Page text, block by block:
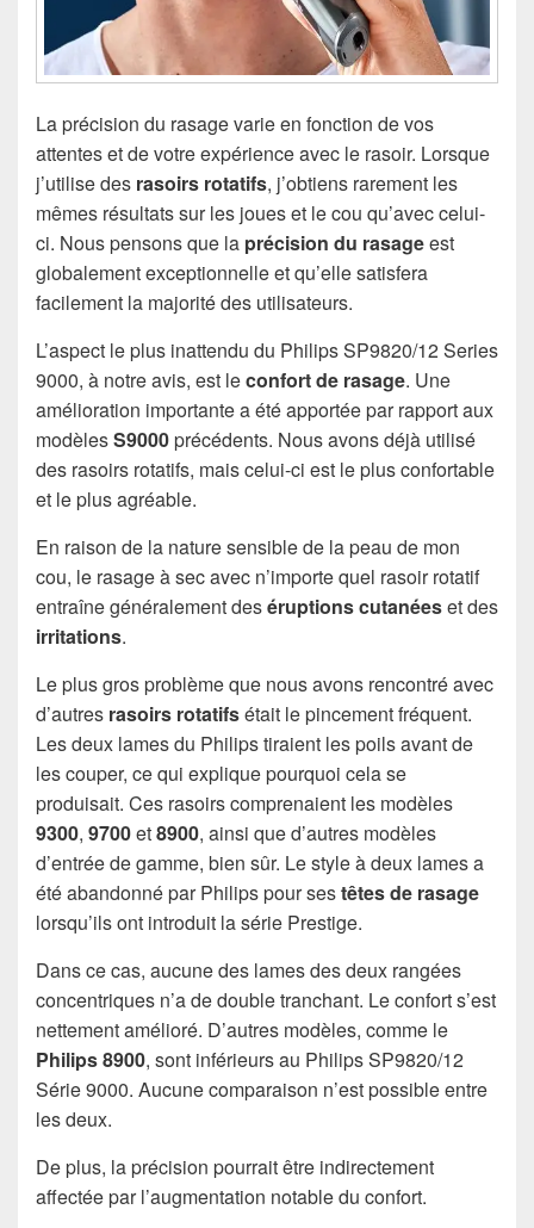
La précision du rasage varie en fonction de vos
attentes et de votre expérience avec le rasoir. Lorsque
j’utilise des rasoirs rotatifs, j’obtiens rarement les
mêmes résultats sur les joues et le cou qu’avec celui-
ci. Nous pensons que la précision du rasageest
globalement exceptionnelle et qu’elle satisfera
facilement la majorité des utilisateurs.
L’aspect le plus inattendu du Philips SP9820/12 Series
9000, à notre avis, est leconfort de rasage. Une
amélioration importante a été apportée par rapport aux
modèlesS9000précédents. Nous avons déjà utilisé
des rasoirs rotatifs, mais celui-ci est le plus confortable
et le plus agréable.
En raison de la nature sensible de la peau de mon
cou, le rasage à sec avec n’importe quel rasoir rotatif
entraîne généralement deséruptions cutanéeset des
irritations.
Le plus gros problème que nous avons rencontré avec
d’autres rasoirs rotatifsétait le pincement fréquent.
Les deux lames du Philips tiraient les poils avant de
les couper, ce qui explique pourquoi cela se
produisait. Ces rasoirs comprenaient les modèles
9300, 9700et8900, ainsi que d’autres modèles
d’entrée de gamme, bien sûr. Le style à deux lames a
été abandonné par Philips pour sestêtes de rasage
lorsqu’ils ont introduit la série Prestige.
Dans ce cas, aucune des lames des deux rangées
concentriques n’a de double tranchant. Le confort s’est
nettement amélioré. D’autres modèles, comme le
Philips 8900, sont inférieurs au Philips SP9820/12
Série 9000. Aucune comparaison n’est possible entre
les deux.
De plus, la précision pourrait être indirectement
affectée par l’augmentation notable du confort.